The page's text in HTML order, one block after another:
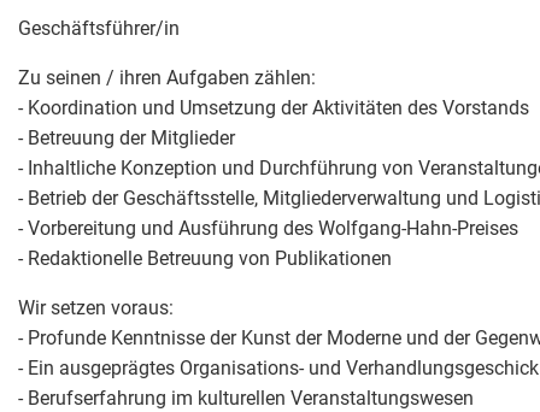
Geschäftsführer/in
Zu seinen / ihren Aufgaben zählen:
- Koordination und Umsetzung der Aktivitäten des Vorstands
- Betreuung der Mitglieder
- Inhaltliche Konzeption und Durchführung von
- Betrieb der Geschäftsstelle, Mitgliederverwaltung und
- Vorbereitung und Ausführung des Wolfgang-Hahn-Preises
- Redaktionelle Betreuung von Publikationen
Wir setzen voraus:
- Profunde Kenntnisse der Kunst der Moderne und der
- Ein ausgeprägtes Organisations- und Verhandlungsgeschick
- Berufserfahrung im kulturellen Veranstaltungswesen